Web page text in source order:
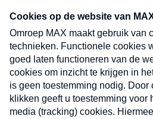
nieuwsbrief. Elke vrijdag- en
uw mailbox.